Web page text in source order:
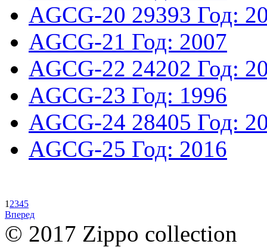
AGCG-20 29393 Год:
AGCG-21 Год: 2007
AGCG-22 24202 Год:
AGCG-23 Год: 1996
AGCG-24 28405 Год:
AGCG-25 Год: 2016
1 2345
Вперед
© 2017 Zippo collection